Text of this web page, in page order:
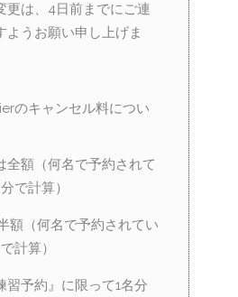
更は、4日前までにご連
ようお願い申し上げま
のキャンセル料につい
全額（何名で予約されて
で計算）
額（何名で予約されてい
計算）
習予約』に限って1名分